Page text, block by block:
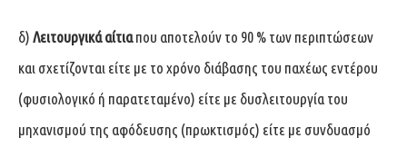
δ) Λειτουργικά αίτιαπου αποτελούν το 90 % των περιπτώσεων
και σχετίζονται είτε με το χρόνο διάβασης του παχέως εντέρου
(φυσιολογικό ή παρατεταμένο) είτε με δυσλειτουργία του
μηχανισμού της αφόδευσης (πρωκτισμός) είτε με συνδυασμό